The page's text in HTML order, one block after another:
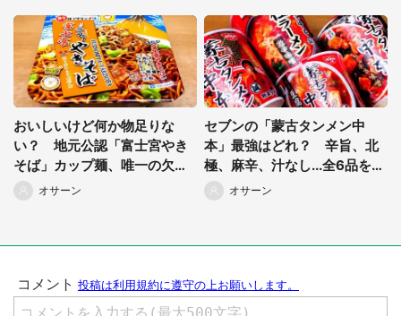
選択する
おいしいけど何か物足りな
い？ 地元公認「富士宮やき
そば」カップ麺、唯一の欠点
は... オサーン
セブンの「蒙古タンメン中
本」最強はどれ？ 辛旨、北
極、麻辛、汁なし...全6品をマ
ニアが食べ比べ
オサーン